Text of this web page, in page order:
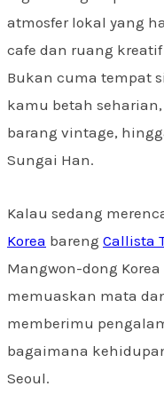
atmosfer lokal yang
cafe dan ruang
Bukan cuma tempat
kamu betah
barang vintage,
Sungai Han.
Kalau sedang
Korea bareng Callista
Mangwon-dong
memuaskan mata
memberimu
bagaimana
Seoul.